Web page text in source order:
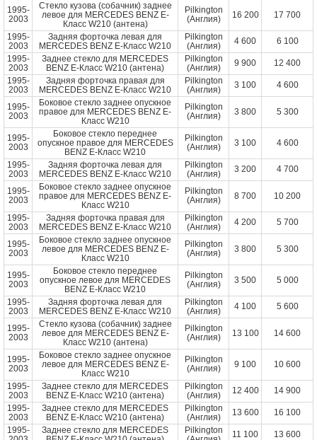
1995-
2003
Стекло кузова (собачник) заднее
левое для MERCEDES BENZ E-
Класс W210 (антена)
Pilkington
(Англия)
16 200 17 700
1995-
2003
Задняя форточка левая для
MERCEDES BENZ E-Класс W210
Pilkington
(Англия)
4 600
6 100
1995-
2003
Заднее стекло для MERCEDES
BENZ E-Класс W210 (антена)
Pilkington
(Англия)
9 900
12 400
1995-
2003
Задняя форточка правая для
MERCEDES BENZ E-Класс W210
Pilkington
(Англия)
3 100 4 600
1995-
2003
Боковое стекло заднее опускное
правое для MERCEDES BENZ E-
Класс W210
Pilkington
(Англия)
3 800 5 300
1995-
2003
Боковое стекло переднее
опускное правое для MERCEDES
BENZ E-Класс W210
Pilkington
(Англия)
3 100 4 600
1995-
2003
Задняя форточка левая для
MERCEDES BENZ E-Класс W210
Pilkington
(Англия)
3 200 4 700
1995-
2003
Боковое стекло заднее опускное
правое для MERCEDES BENZ E-
Класс W210
Pilkington
(Англия)
8 700 10 200
1995-
2003
Задняя форточка правая для
MERCEDES BENZ E-Класс W210
Pilkington
(Англия)
4 200 5 700
1995-
2003
Боковое стекло заднее опускное
левое для MERCEDES BENZ E-
Класс W210
Pilkington
(Англия)
3 800 5 300
1995-
2003
Боковое стекло переднее
опускное левое для MERCEDES
BENZ E-Класс W210
Pilkington
(Англия)
3 500 5 000
1995-
2003
Задняя форточка левая для
MERCEDES BENZ E-Класс W210
Pilkington
(Англия)
4 100 5 600
1995-
2003
Стекло кузова (собачник) заднее
левое для MERCEDES BENZ E-
Класс W210 (антена)
Pilkington
(Англия)
13 100 14 600
1995-
2003
Боковое стекло заднее опускное
левое для MERCEDES BENZ E-
Класс W210
Pilkington
(Англия)
9 100 10 600
1995-
2003
Заднее стекло для MERCEDES
BENZ E-Класс W210 (антена)
Pilkington
(Англия)
12 400
14 900
1995-
2003
Заднее стекло для MERCEDES
BENZ E-Класс W210 (антена)
Pilkington
(Англия)
13 600
16 100
1995-
Заднее стекло для MERCEDES
Pilkington
11 100 13 600